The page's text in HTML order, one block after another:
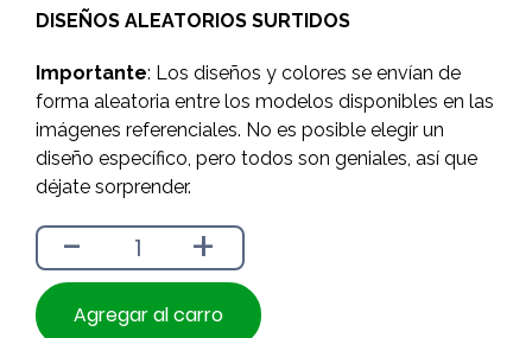
$3.990.
$3.590.
DISEÑOS ALEATORIOS SURTIDOS
Importante: Los diseños y colores se envían de
forma aleatoria entre los modelos disponibles en las
imágenes referenciales. No es posible elegir un
diseño específico, pero todos son geniales, así que
déjate sorprender.
- +
Agregar al carro